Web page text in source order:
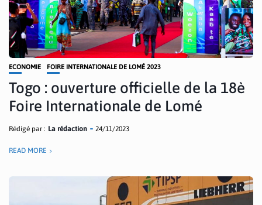
ECONOMIE FOIRE INTERNATIONALE DE LOMÉ 2023
Togo : ouverture officielle de la 18è
Foire Internationale de Lomé
Rédigé par : La rédaction 24/11/2023
READ MORE